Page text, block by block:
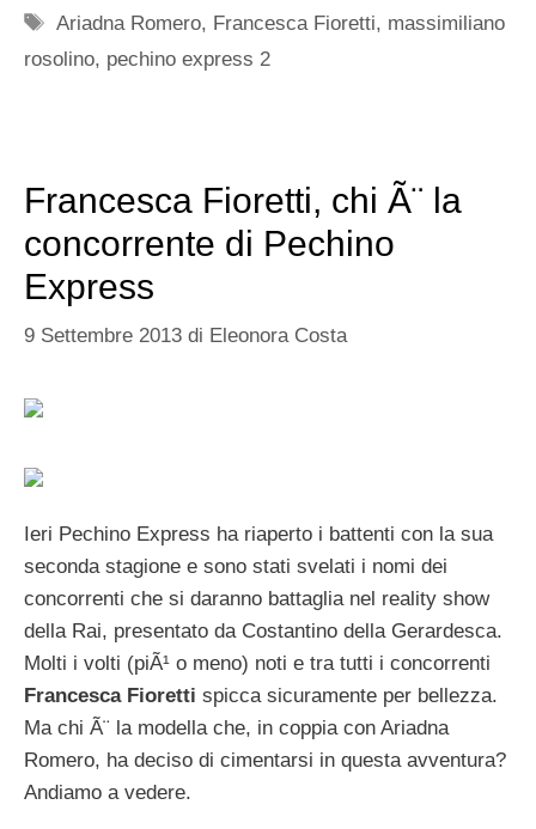
Tag
Ariadna Romero, Francesca Fioretti, massimiliano
rosolino, pechino express 2
Francesca Fioretti, chi Ã¨ la
concorrente di Pechino
Express
9 Settembre 2013 di Eleonora Costa
Ieri Pechino Express ha riaperto i battenti con la sua
seconda stagione e sono stati svelati i nomi dei
concorrenti che si daranno battaglia nel reality show
della Rai, presentato da Costantino della Gerardesca.
Molti i volti (piÃ¹ o meno) noti e tra tutti i concorrenti
Francesca Fioretti spicca sicuramente per bellezza.
Ma chi Ã¨ la modella che, in coppia con Ariadna
Romero, ha deciso di cimentarsi in questa avventura?
Andiamo a vedere.